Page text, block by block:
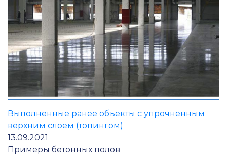
Выполненные ранее объекты с упрочненным
верхним слоем (топингом)
13.09.2021
Примеры бетонных полов